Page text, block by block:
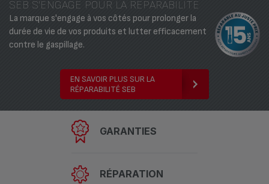
SEB S'ENGAGE POUR LA REPARABILITE
La marque s'engage à vos côtés pour prolonger la
durée de vie de vos produits et lutter efficacement
contre le gaspillage.
EN SAVOIR PLUS SUR LA
RÉPARABILITÉ SEB
GARANTIES
RÉPARATION